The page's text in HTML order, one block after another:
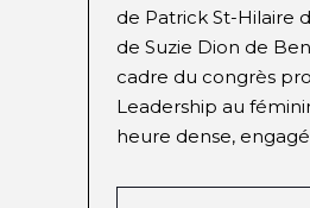
de Patrick St-Hilaire
de Suzie Dion de
cadre du congrès
Leadership au
heure dense,